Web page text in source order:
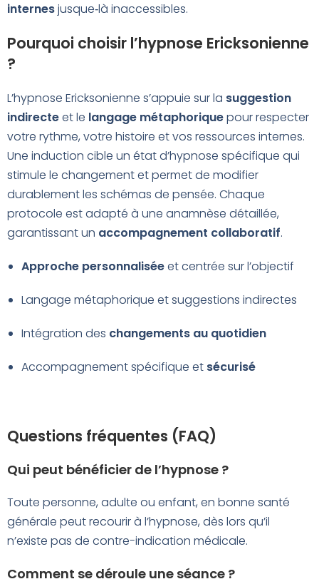
internesjusque‑là inaccessibles.
Pourquoi choisir l’hypnose Ericksonienne
?
L’hypnose Ericksonienne s’appuie sur la suggestion
indirecteet le langage métaphoriquepour respecter
votre rythme, votre histoire et vos ressources internes.
Une induction cible un état d’hypnose spécifique qui
stimule le changement et permet de modifier
durablement les schémas de pensée. Chaque
protocole est adapté à une anamnèse détaillée,
garantissant un accompagnement collaboratif.
Approche personnaliséeet centrée sur l’objectif
Langage métaphorique et suggestions indirectes
Intégration des changements au quotidien
Accompagnement spécifique etsécurisé
Questions fréquentes (FAQ)
Qui peut bénéficier de l’hypnose ?
Toute personne, adulte ou enfant, en bonne santé
générale peut recourir à l’hypnose, dès lors qu’il
n’existe pas de contre-indication médicale.
Comment se déroule une séance ?